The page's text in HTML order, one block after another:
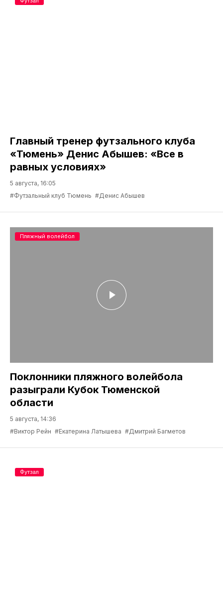
Главный тренер футзального клуба
«Тюмень» Денис Абышев: «Все в
равных условиях»
5 августа, 16:05
#Футзальный клуб Тюмень #Денис Абышев
Поклонники пляжного волейбола
разыграли Кубок Тюменской
области
5 августа, 14:36
#Виктор Рейн #Екатерина Латышева #Дмитрий Багметов
Пляжный волейбол
Футзал